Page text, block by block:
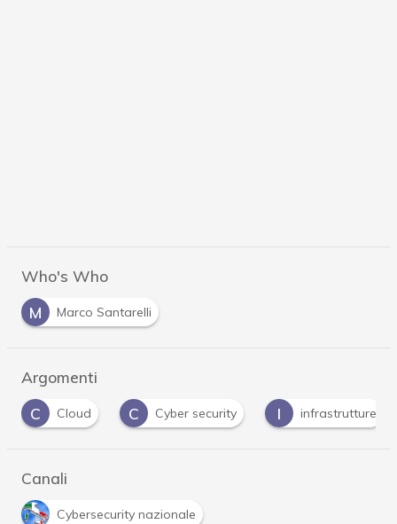
Who's Who
M
Marco Santarelli
Argomenti
C
Cyber security I infrastrutture P Privacy
Canali
Cybersecurity nazionale